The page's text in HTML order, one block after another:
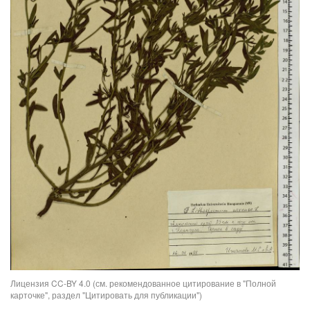
Лицензия CC-BY 4.0 (см. рекомендованное цитирование в "Полной
карточке", раздел "Цитировать для публикации")